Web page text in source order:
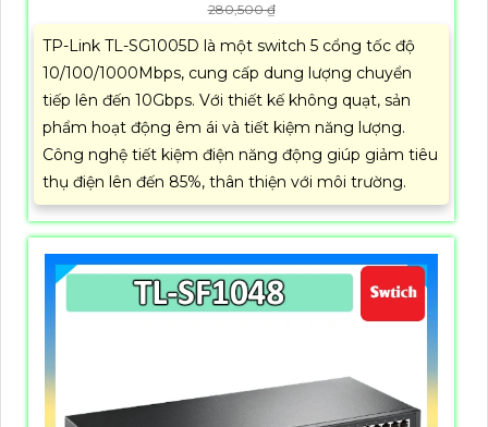
280,500 ₫
TP-Link TL-SG1005D là một switch 5 cổng tốc độ
10/100/1000Mbps, cung cấp dung lượng chuyển
tiếp lên đến 10Gbps. Với thiết kế không quạt, sản
phẩm hoạt động êm ái và tiết kiệm năng lượng.
Công nghệ tiết kiệm điện năng động giúp giảm tiêu
thụ điện lên đến 85%, thân thiện với môi trường.